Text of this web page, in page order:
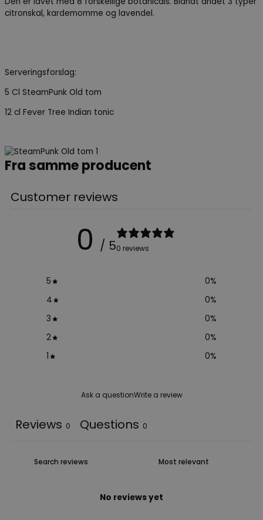
citronskal, kardemomme og lavendel.
Serveringsforslag:
5 Cl SteamPunk Old tom
12 cl Fever Tree Indian tonic
Fra samme producent
Customer reviews
0 / 50 reviews
5 0%
4
0%
3
0%
2
0%
1
0%
Ask a questionWrite a review
Reviews 0 Questions 0
No reviews yet